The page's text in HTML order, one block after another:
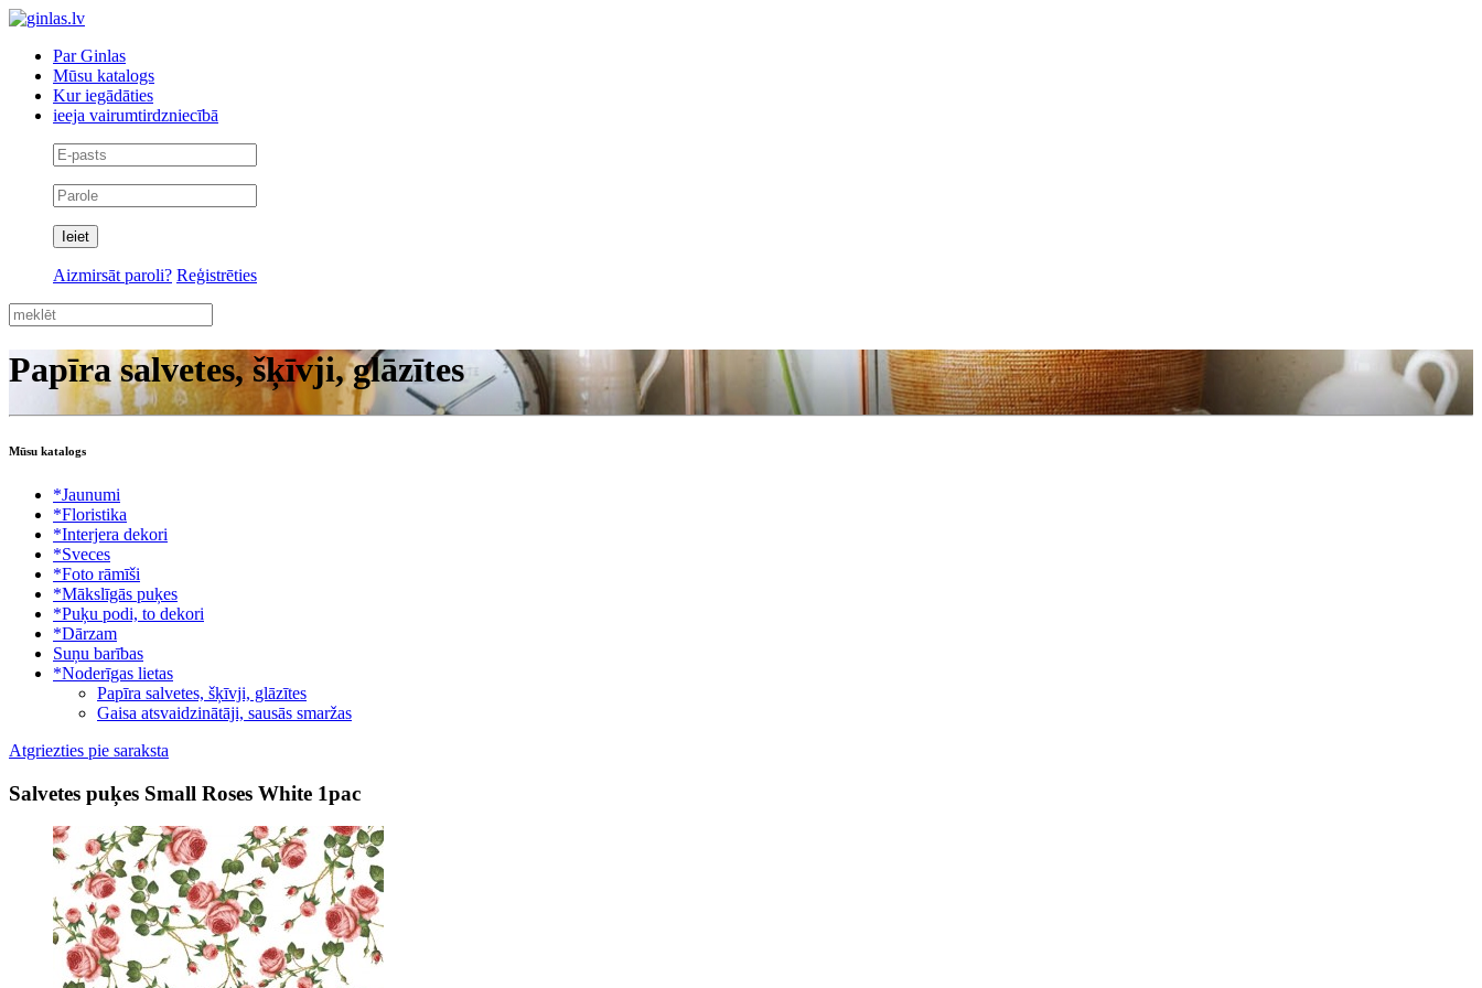
Par Ginlas
Mūsu katalogs
Kur iegādāties
ieeja vairumtirdzniecībā
Aizmirsāt paroli? Reģistrēties
Papīra salvetes, šķīvji, glāzītes
Mūsu katalogs
*Jaunumi
*Floristika
*Interjera dekori
*Sveces
*Foto rāmīši
*Mākslīgās puķes
*Puķu podi, to dekori
*Dārzam
Suņu barības
*Noderīgas lietas
Papīra salvetes, šķīvji, glāzītes
Gaisa atsvaidzinātāji, sausās smaržas
Atgriezties pie saraksta
Salvetes puķes Small Roses White 1pac